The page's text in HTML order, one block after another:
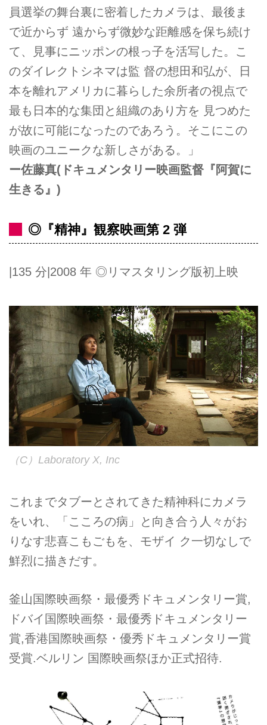
員選挙の舞台裏に密着したカメラは、最後ま
で近からず 遠からず微妙な距離感を保ち続け
て、見事にニッポンの根っ子を活写した。こ
のダイレクトシネマは監 督の想田和弘が、日
本を離れアメリカに暮らした余所者の視点で
最も日本的な集団と組織のあり方を 見つめた
が故に可能になったのであろう。そこにこの
映画のユニークな新しさがある。」
ー佐藤真(ドキュメンタリー映画監督『阿賀に
生きる』)
◎『精神』観察映画第 2 弾
|135 分|2008 年 ◎リマスタリング版初上映
（C）Laboratory X, Inc
これまでタブーとされてきた精神科にカメラ
をいれ、「こころの病」と向き合う人々がお
りなす悲喜こもごもを、モザイ ク一切なしで
鮮烈に描きだす。
釜山国際映画祭・最優秀ドキュメンタリー賞,
ドバイ国際映画祭・最優秀ドキュメンタリー
賞,香港国際映画祭・優秀ドキュメンタリー賞
受賞.ベルリン 国際映画祭ほか正式招待.